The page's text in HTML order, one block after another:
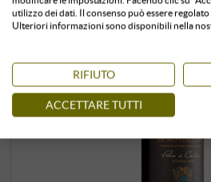
utilizzo dei dati. Il consenso può essere
Ulteriori informazioni sono disponibili nella
RIFIUTO
ACCETTARE TUTTI